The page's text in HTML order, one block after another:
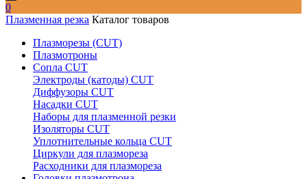
0
Плазменная резка Каталог товаров
Плазморезы (CUT)
Плазмотроны
Сопла CUT
Электроды (катоды) CUT
Диффузоры CUT
Насадки CUT
Наборы для плазменной резки
Изоляторы CUT
Уплотнительные кольца CUT
Циркули для плазмореза
Расходники для плазмореза